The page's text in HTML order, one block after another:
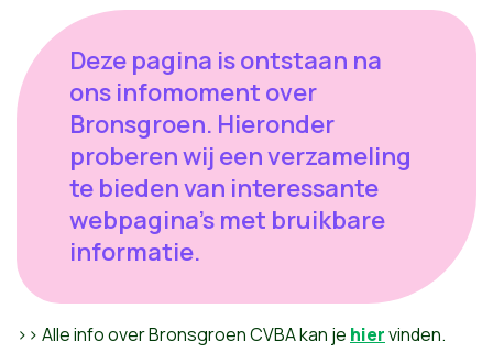
Deze pagina is ontstaan na
ons infomoment over
Bronsgroen. Hieronder
proberen wij een verzameling
te bieden van interessante
webpagina's met bruikbare
informatie.
>> Alle info over Bronsgroen CVBA kan je hiervinden.